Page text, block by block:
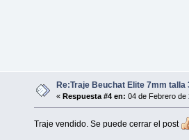
Re:Traje Beuchat Elite 7mm
«Respuesta #4 en: 04 de Febrero de
Traje vendido. Se puede cerrar el post